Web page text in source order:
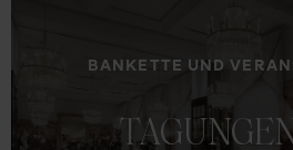
BANKETTE UND